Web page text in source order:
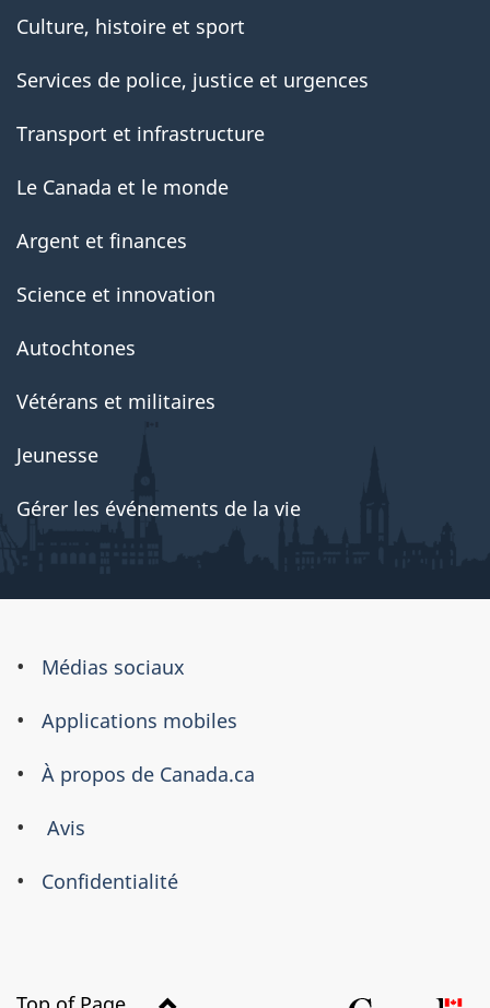
Culture, histoire et sport
Services de police, justice et urgences
Transport et infrastructure
Le Canada et le monde
Argent et finances
Science et innovation
Autochtones
Vétérans et militaires
Jeunesse
Gérer les événements de la vie
À
propos
ce
site
Médias sociaux
Applications mobiles
À propos de Canada.ca
Avis
Confidentialité